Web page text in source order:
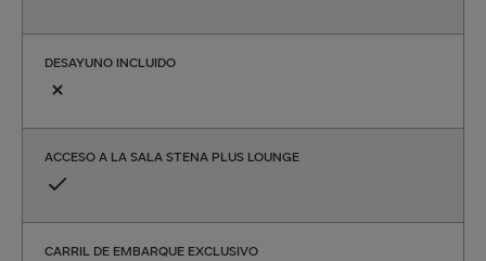
DESAYUNO INCLUIDO
ACCESO A LA SALA STENA PLUS LOUNGE
CARRIL DE EMBARQUE EXCLUSIVO